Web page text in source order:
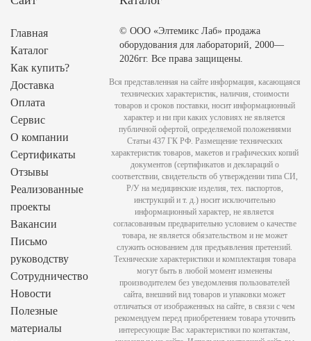
Главная
Каталог
Как купить?
Доставка
Оплата
Сервис
О компании
Сертификаты
Отзывы
Реализованные
проекты
Вакансии
Письмо
руководству
Сотрудничество
Новости
Полезные
материалы
© ООО «Элтемикс Лаб» продажа
оборудования для лабораторий, 2000—
2026гг. Все права защищены.
Вся представленная на сайте информация, касающаяся
технических характеристик, наличия, стоимости
товаров и сроков поставки, носит информационный
характер и ни при каких условиях не является
публичной офертой, определяемой положениями
Статьи 437 ГК РФ. Размещение технических
характеристик товаров, макетов и графических копий
документов (сертификатов и деклараций о
соответствии, свидетельств об утверждении типа СИ,
Р/У на медицинские изделия, тех. паспортов,
инструкций и т. д.) носит исключительно
информационный характер, не является
согласованным предварительно условием о качестве
товара, не является обязательством и не может
служить основанием для предъявления претензий.
Технические характеристики и комплектация товара
могут быть в любой момент изменены
производителем без уведомления пользователей
сайта, внешний вид товаров и упаковки может
отличаться от изображенных на сайте, в связи с чем
рекомендуем перед приобретением товара уточнить
интересующие Вас характеристики по контактам,